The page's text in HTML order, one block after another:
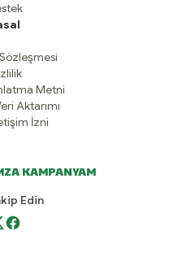
Metni
Aktarımı
İzni
KAMPANYAM
Edin